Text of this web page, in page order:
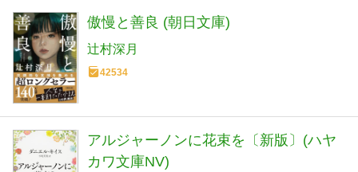
傲慢と善良 (朝日文庫)
辻村深月
42534
アルジャーノンに花束を〔新版〕(ハヤ
カワ文庫NV)